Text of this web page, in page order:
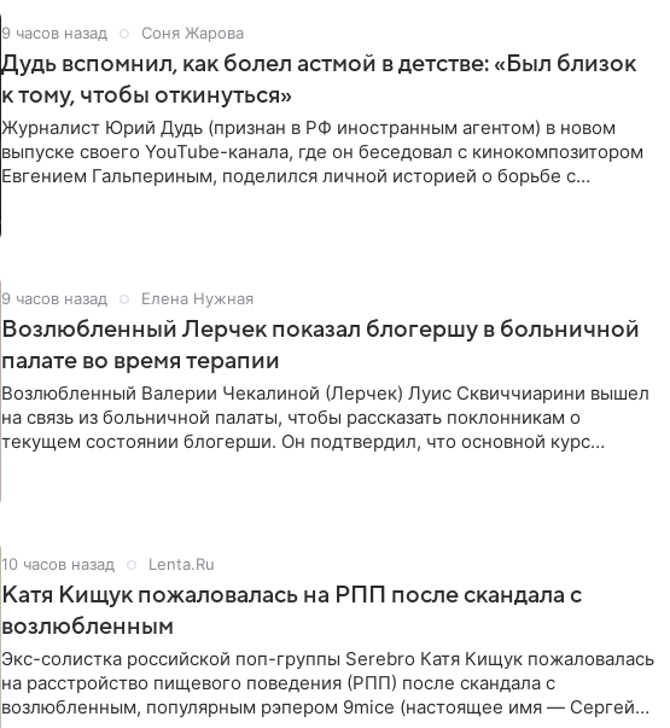
9 часов назад Соня Жарова
Дудь вспомнил, как болел астмой в детстве: «Был близок
к тому, чтобы откинуться»
Журналист Юрий Дудь (признан в РФ иностранным агентом) в новом
выпуске своего YouTube-канала, где он беседовал с кинокомпозитором
Евгением Гальпериным, поделился личной историей о борьбе с
9 часов назад Елена Нужная
Возлюбленный Лерчек показал блогершу в больничной
палате во время терапии
Возлюбленный Валерии Чекалиной (Лерчек) Луис Сквиччиарини вышел
на связь из больничной палаты, чтобы рассказать поклонникам о
текущем состоянии блогерши. Он подтвердил, что основной курс
10 часов назад Lenta.Ru
Катя Кищук пожаловалась на РПП после скандала с
возлюбленным
Экс-солистка российской поп-группы Serebro Катя Кищук пожаловалась
на расстройство пищевого поведения (РПП) после скандала с
возлюбленным, популярным рэпером 9mice (настоящее имя — Сергей